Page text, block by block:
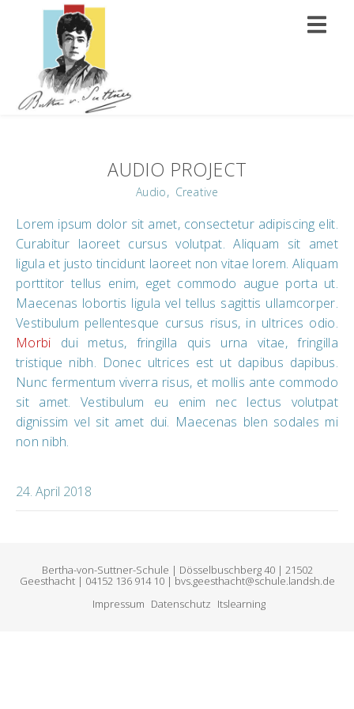
AUDIO PROJECT
Audio, Creative
Lorem ipsum dolor sit amet, consectetur adipiscing elit.
Curabitur laoreet cursus volutpat. Aliquam sit amet
ligula et justo tincidunt laoreet non vitae lorem. Aliquam
porttitor tellus enim, eget commodo augue porta ut.
Maecenas lobortis ligula vel tellus sagittis ullamcorper.
Vestibulum pellentesque cursus risus, in ultrices odio.
Morbi dui metus, fringilla quis urna vitae, fringilla
tristique nibh. Donec ultrices est ut dapibus dapibus.
Nunc fermentum viverra risus, et mollis ante commodo
sit amet. Vestibulum eu enim nec lectus volutpat
dignissim vel sit amet dui. Maecenas blen sodales mi
non nibh.
24. April 2018
Bertha-von-Suttner-Schule | Dösselbuschberg 40 | 21502
Geesthacht | 04152 136 914 10 | bvs.geesthacht@schule.landsh.de
Impressum Datenschutz Itslearning